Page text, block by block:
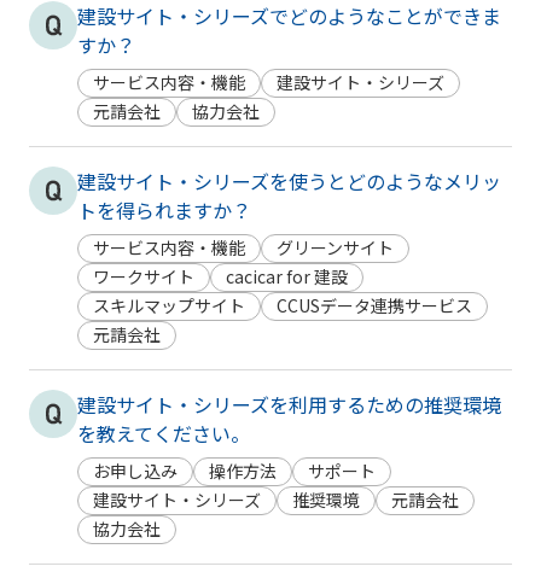
建設サイト・シリーズでどのようなことができま
すか？
サービス内容・機能
建設サイト・シリーズ
元請会社
協力会社
建設サイト・シリーズを使うとどのようなメリッ
トを得られますか？
サービス内容・機能
グリーンサイト
ワークサイト
cacicar for 建設
スキルマップサイト
CCUSデータ連携サービス
元請会社
建設サイト・シリーズを利用するための推奨環境
を教えてください。
お申し込み 操作方法
サポート
建設サイト・シリーズ
推奨環境
元請会社
協力会社